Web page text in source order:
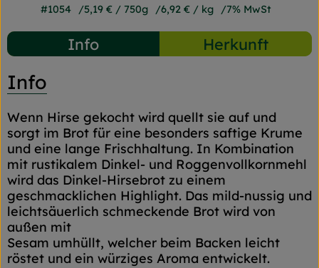
Über uns
Jetzt bestellen
#1054 5,19 € / 750g 6,92 € / kg 7% MwSt
Info Herkunft
Info
Wenn Hirse gekocht wird quellt sie auf und
sorgt im Brot für eine besonders saftige Krume
und eine lange Frischhaltung. In Kombination
mit rustikalem Dinkel- und Roggenvollkornmehl
wird das Dinkel-Hirsebrot zu einem
geschmacklichen Highlight. Das mild-nussig und
leichtsäuerlich schmeckende Brot wird von
außen mit
Sesam umhüllt, welcher beim Backen leicht
röstet und ein würziges Aroma entwickelt.